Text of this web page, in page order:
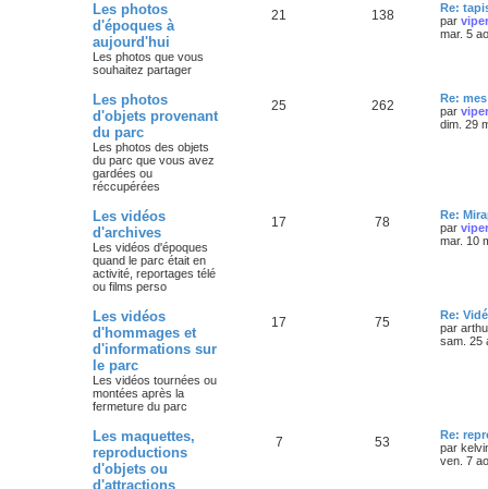
Les photos
d'époques à
aujourd'hui
Les photos que vous
souhaitez partager
21 138
Re:
par
mar. 5
Les photos
d'objets provenant
du parc
Les photos des objets
du parc que vous avez
gardées ou
réccupérées
25 262
Re:
par
dim. 29
Les vidéos
d'archives
Les vidéos d'époques
quand le parc était en
activité, reportages télé
ou films perso
17 78
Re:
par
mar. 10
Les vidéos
d'hommages et
d'informations sur
le parc
Les vidéos tournées ou
montées après la
fermeture du parc
17 75
Re:
par
sam. 25
Les maquettes,
reproductions
d'objets ou
d'attractions
7 53
Re:
par
ven. 7